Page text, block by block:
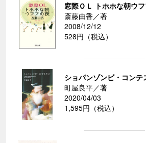
窓際ＯＬ トホホな朝ウフ
斎藤由香／著
2008/12/12
528円（税込）
ショパンゾンビ・コンテ
町屋良平／著
2020/04/03
1,595円（税込）